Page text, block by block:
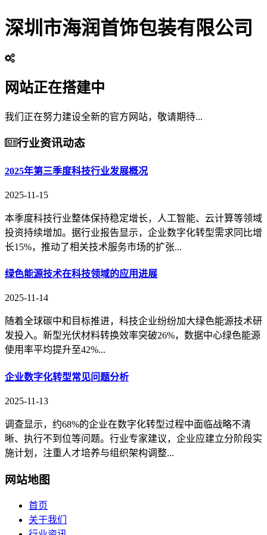
深圳市海润首饰包装有限公司
网站正在搭建中
我们正在努力建设全新的官方网站，敬请期待...
行业资讯动态
2025年第三季度科技行业发展概况
2025-11-15
本季度科技行业整体保持稳定增长，人工智能、云计算等领域
投资持续增加。据行业报告显示，企业数字化转型需求同比增
长15%，推动了相关技术服务市场的扩张...
绿色能源技术在科技领域的应用进展
2025-11-14
随着全球碳中和目标推进，科技企业纷纷加大绿色能源技术研
发投入。新型光伏材料转换效率突破26%，数据中心绿色能源
使用率平均提升至42%...
企业数字化转型常见问题分析
2025-11-13
调查显示，约68%的企业在数字化转型过程中面临战略不清
晰、执行不到位等问题。行业专家建议，企业应建立分阶段实
施计划，注重人才培养与组织架构调整...
网站地图
首页
关于我们